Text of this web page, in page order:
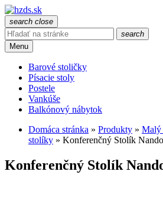
search close
search
Menu
Barové stoličky
Písacie stoly
Postele
Vankúše
Balkónový nábytok
Domáca stránka » Produkty » Malý
stolíky » Konferenčný Stolík
Konferenčný Stolík